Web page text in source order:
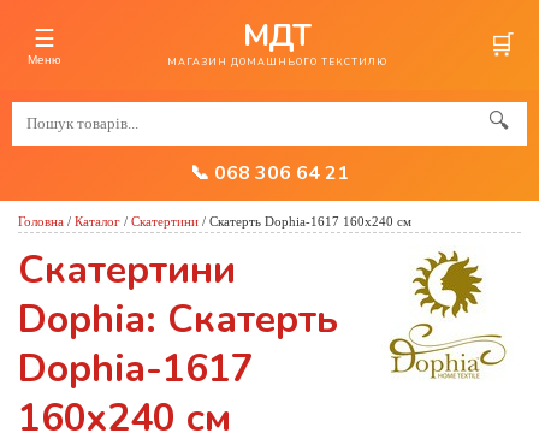
☰
Меню
МДТ
МАГАЗИН ДОМАШНЬОГО ТЕКСТИЛЮ 🛒
🔍
📞 068 306 64 21
Головна / Каталог / Скатертини / Скатерть Dophia-1617 160x240 см
Скатертини
Dophia: Скатерть
Dophia-1617
160x240 см